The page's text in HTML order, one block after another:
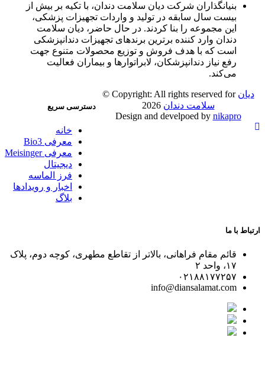
بنیانگذاران شرکت دیان سلامت دندان، با تکیه بر بیش از
بیست سال سابقه در تولید و واردات تجهیزات پزشکی،
این مجموعه را بنا کردند. در حال حاضر، دیان سلامت
دندان وارد کننده برترین برندهای تجهیزات دندانپزشکی
است که با هدف فروش و توزیع محصولات متنوع جهت
رفع نیاز دندانپزشکان، لابراتوارها و بیماران فعالیت
می‌کند.
دسترسی سریع
خانه
معرفی Bio3
معرفی Meisinger
دیجیتال
فرز الماسه
اخبار و رویدادها
بلاگ
با ما
قائم مقام فراهانی، بالاتر از تقاطع مطهری، کوچه دوم، پلاک
۰۲۱۸۸۱۷۷۲۵۷
info@diansalamat.com
© Copyright: All rights reserved for
سلامت دندان 2026
Design and develpoed bynikapro